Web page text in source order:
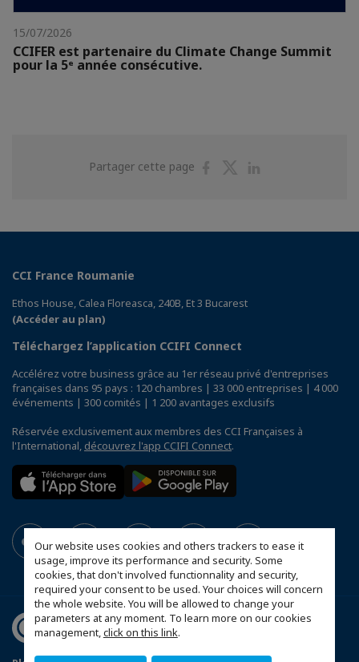
Our website uses cookies and others trackers to ease it
usage, improve its performance and security. Some
cookies, that don't involved functionnality and security,
required your consent to be used. Your choices will concern
the whole website. You will be allowed to change your
parameters at any moment. To learn more on our cookies
management,click on this link.
15/07/2026
CCIFER est partenaire du Climate Change Summit
pour la 5ᵉ année consécutive.
Partager cette page
PartagerPartager
CCI France Roumanie
Ethos House, Calea Floreasca, 240B, Et 3 Bucarest
(Accéder au plan)
Téléchargez l’application CCIFI Connect
Accélérez votre business grâce au 1er réseau privé d'entreprises
françaises dans 95 pays : 120 chambres | 33 000 entreprises | 4 000
événements | 300 comités | 1 200 avantages exclusifs
Réservée exclusivement aux membres des CCI Françaises à
l'International, découvrez l'app CCIFI Connect.